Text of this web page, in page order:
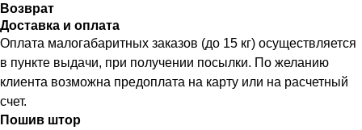
Возврат
Доставка и оплата
Оплата малогабаритных заказов (до 15 кг) осуществляется
в пункте выдачи, при получении посылки. По желанию
клиента возможна предоплата на карту или на расчетный
счет.
Пошив штор